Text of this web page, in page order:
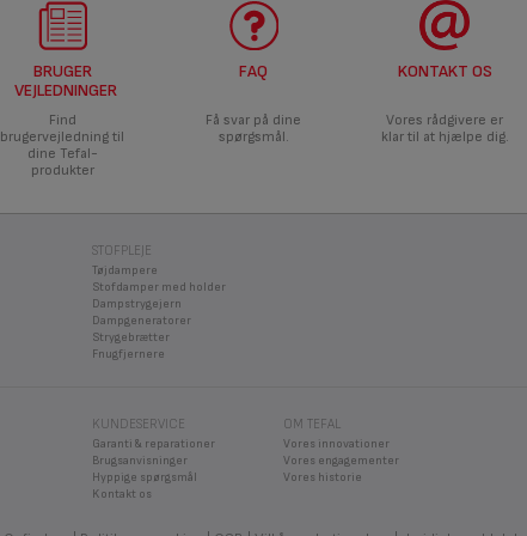
BRUGER
VEJLEDNINGER
Find
brugervejledning til
dine Tefal-
produkter
FAQ
Få svar på dine
spørgsmål.
KONTAKT OS
Vores rådgivere er
klar til at hjælpe dig.
STOFPLEJE
Tøjdampere
Stofdamper med holder
Dampstrygejern
Dampgeneratorer
Strygebrætter
Fnugfjernere
KUNDESERVICE
Garanti & reparationer
Brugsanvisninger
Hyppige spørgsmål
Kontakt os
OM TEFAL
Vores innovationer
Vores engagementer
Vores historie